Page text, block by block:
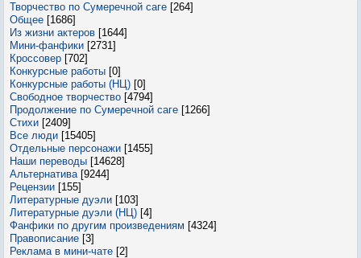
Творчество по Сумеречной саге [264]
Общее [1686]
Из жизни актеров [1644]
Мини-фанфики [2731]
Кроссовер [702]
Конкурсные работы [0]
Конкурсные работы (НЦ) [0]
Свободное творчество [4794]
Продолжение по Сумеречной саге [1266]
Стихи [2409]
Все люди [15405]
Отдельные персонажи [1455]
Наши переводы [14628]
Альтернатива [9244]
Рецензии [155]
Литературные дуэли [103]
Литературные дуэли (НЦ) [4]
Фанфики по другим произведениям [4324]
Правописание [3]
Реклама в мини-чате [2]